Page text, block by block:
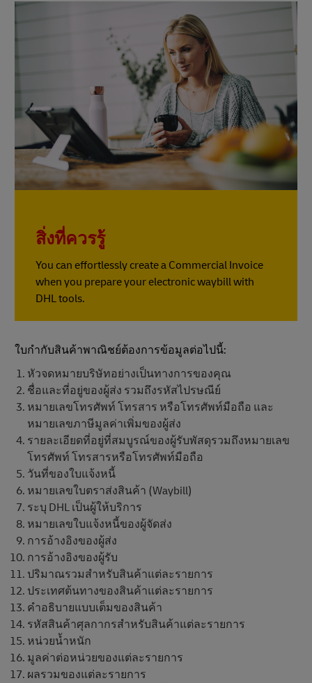
สิ่งที่ควรรู้
You can effortlessly create a Commercial Invoice
when you prepare your electronic waybill with
DHL tools.
ใบกํากับสินค้าพาณิชย์ต้องการข้อมูลต่อไปนี้:
หัวจดหมายบริษัทอย่างเป็นทางการของคุณ
ชื่อและที่อยู่ของผู้ส่ง รวมถึงรหัสไปรษณีย์
หมายเลขโทรศัพท์ โทรสาร หรือโทรศัพท์มือถือ และ
หมายเลขภาษีมูลค่าเพิ่มของผู้ส่ง
รายละเอียดที่อยู่ที่สมบูรณ์ของผู้รับพัสดุรวมถึงหมายเลข
โทรศัพท์ โทรสารหรือโทรศัพท์มือถือ
วันที่ของใบแจ้งหนี้
หมายเลขใบตราส่งสินค้า (Waybill)
ระบุ DHL เป็นผู้ให้บริการ
หมายเลขใบแจ้งหนี้ของผู้จัดส่ง
การอ้างอิงของผู้ส่ง
การอ้างอิงของผู้รับ
ปริมาณรวมสําหรับสินค้าแต่ละรายการ
ประเทศต้นทางของสินค้าแต่ละรายการ
คําอธิบายแบบเต็มของสินค้า
รหัสสินค้าศุลกากรสําหรับสินค้าแต่ละรายการ
หน่วยน้ำหนัก
มูลค่าต่อหน่วยของแต่ละรายการ
ผลรวมของแต่ละรายการ